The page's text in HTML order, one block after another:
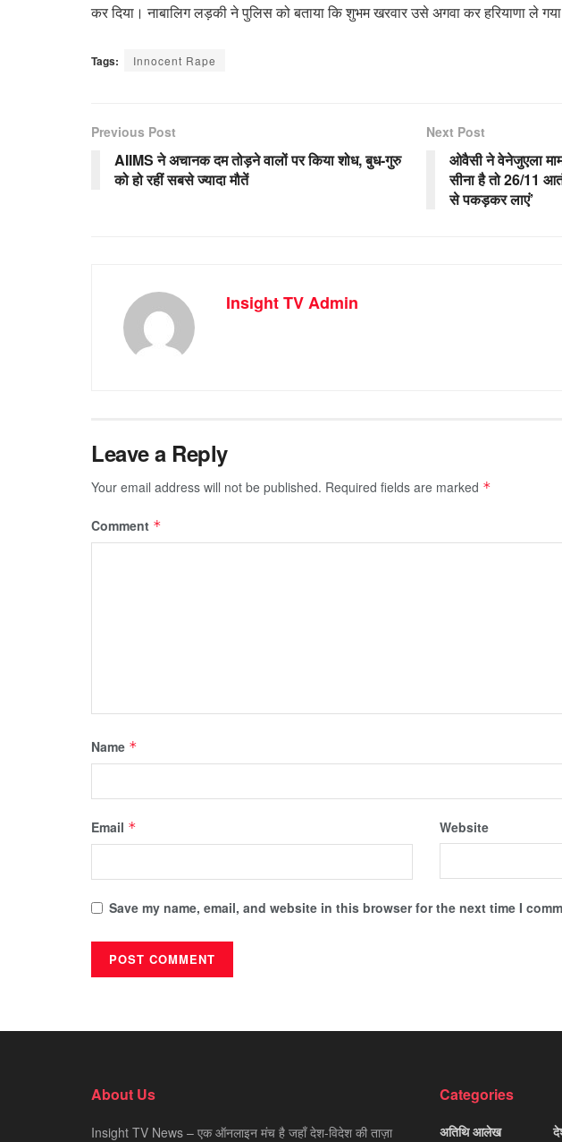
कर दिया। नाबालिग लड़की ने पुलिस को बताया कि शुभम खरवार उसे अगवा कर हरियाणा ले
Tags: Innocent Rape
Previous Post
AIIMS ने अचानक दम तोड़ने वालों पर किया शोध, बुध-गुरु
को हो रहीं सबसे ज्यादा मौतें
Next Post
ओवैसी ने वेनेजुएला
सीना है तो 26/11
से पकड़कर लाएं’
Insight TV Admin
Leave a Reply
Your email address will not be published. Required fields are marked *
Comment *
Name *
Email * Website
Save my name, email, and website in this browser for the next time I
About Us
Insight TV News – एक ऑनलाइन मंच है जहाँ देश-विदेश की ताज़ा
Categories
अतिथि आलेख